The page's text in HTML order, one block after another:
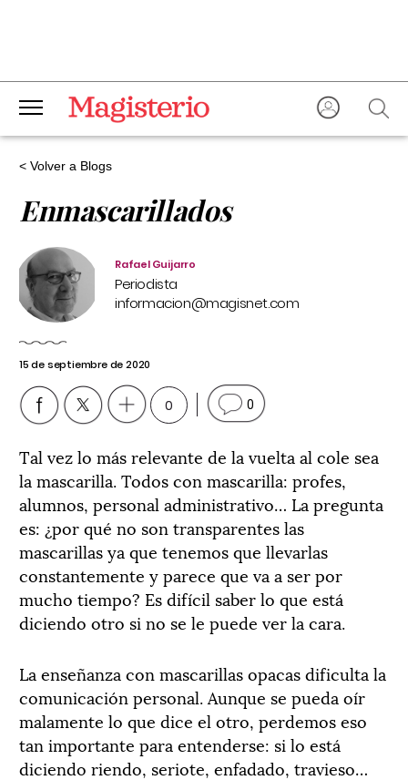
< Volver a Blogs
Enmascarillados
Rafael Guijarro
Periodista
informacion@magisnet.com
15 de septiembre de 2020
0 0
Tal vez lo más relevante de la vuelta al cole sea
la mascarilla. Todos con mascarilla: profes,
alumnos, personal administrativo… La pregunta
es: ¿por qué no son transparentes las
mascarillas ya que tenemos que llevarlas
constantemente y parece que va a ser por
mucho tiempo? Es difícil saber lo que está
diciendo otro si no se le puede ver la cara.
La enseñanza con mascarillas opacas dificulta la
comunicación personal. Aunque se pueda oír
malamente lo que dice el otro, perdemos eso
tan importante para entenderse: si lo está
diciendo riendo, seriote, enfadado, travieso…